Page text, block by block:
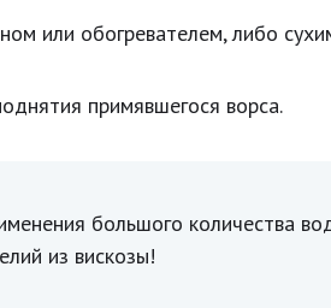
или обогревателем, либо
примявшегося ворса.
большого количества
из вискозы!